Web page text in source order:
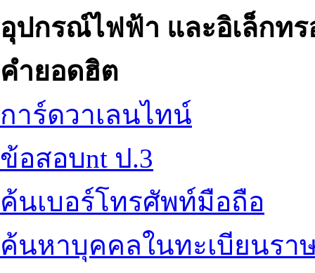
อุปกรณ์ไฟฟ้า และอิเล็กท
คำยอดฮิต
การ์ดวาเลนไทน์
ข้อสอบnt ป.3
ค้นเบอร์โทรศัพท์มือถือ
ค้นหาบุคคลในทะเบียนรา